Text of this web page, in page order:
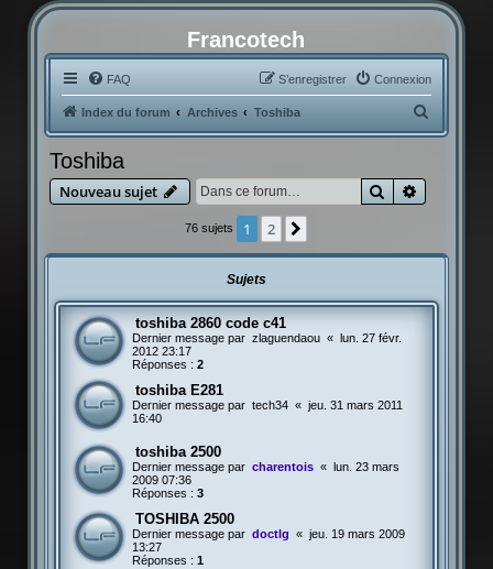
Francotech
FAQ Connexion
S’enregistrer
Index du forum Archives Toshiba
e
h
Toshiba
Nouveau sujet Rechercher
76 sujets 1 2
Sujets
toshiba 2860 code c41
Dernier message par zlaguendaou «
lun. 27 févr.
2012 23:17
Réponses : 2
toshiba E281
Dernier message par tech34 « jeu. 31 mars 2011
16:40
toshiba 2500
Dernier message par charentois «
lun. 23 mars
2009 07:36
Réponses : 3
TOSHIBA 2500
Dernier message par doctlg « jeu. 19 mars 2009
13:27
Réponses : 1